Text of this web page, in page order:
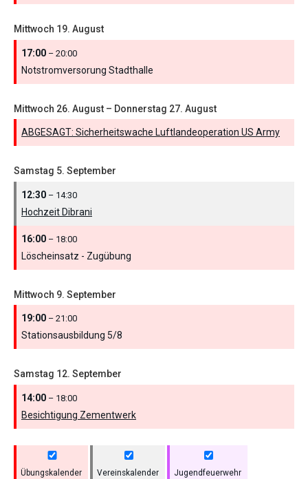
Mittwoch 19. August
17:00 – 20:00
Notstromversorung Stadthalle
Mittwoch 26. August – Donnerstag 27. August
ABGESAGT: Sicherheitswache Luftlandeoperation US Army
Samstag 5. September
12:30 – 14:30
Hochzeit Dibrani
16:00 – 18:00
Löscheinsatz - Zugübung
Mittwoch 9. September
19:00 – 21:00
Stationsausbildung 5/8
Samstag 12. September
14:00 – 18:00
Besichtigung Zementwerk
Übungskalender Vereinskalender Jugendfeuerwehr